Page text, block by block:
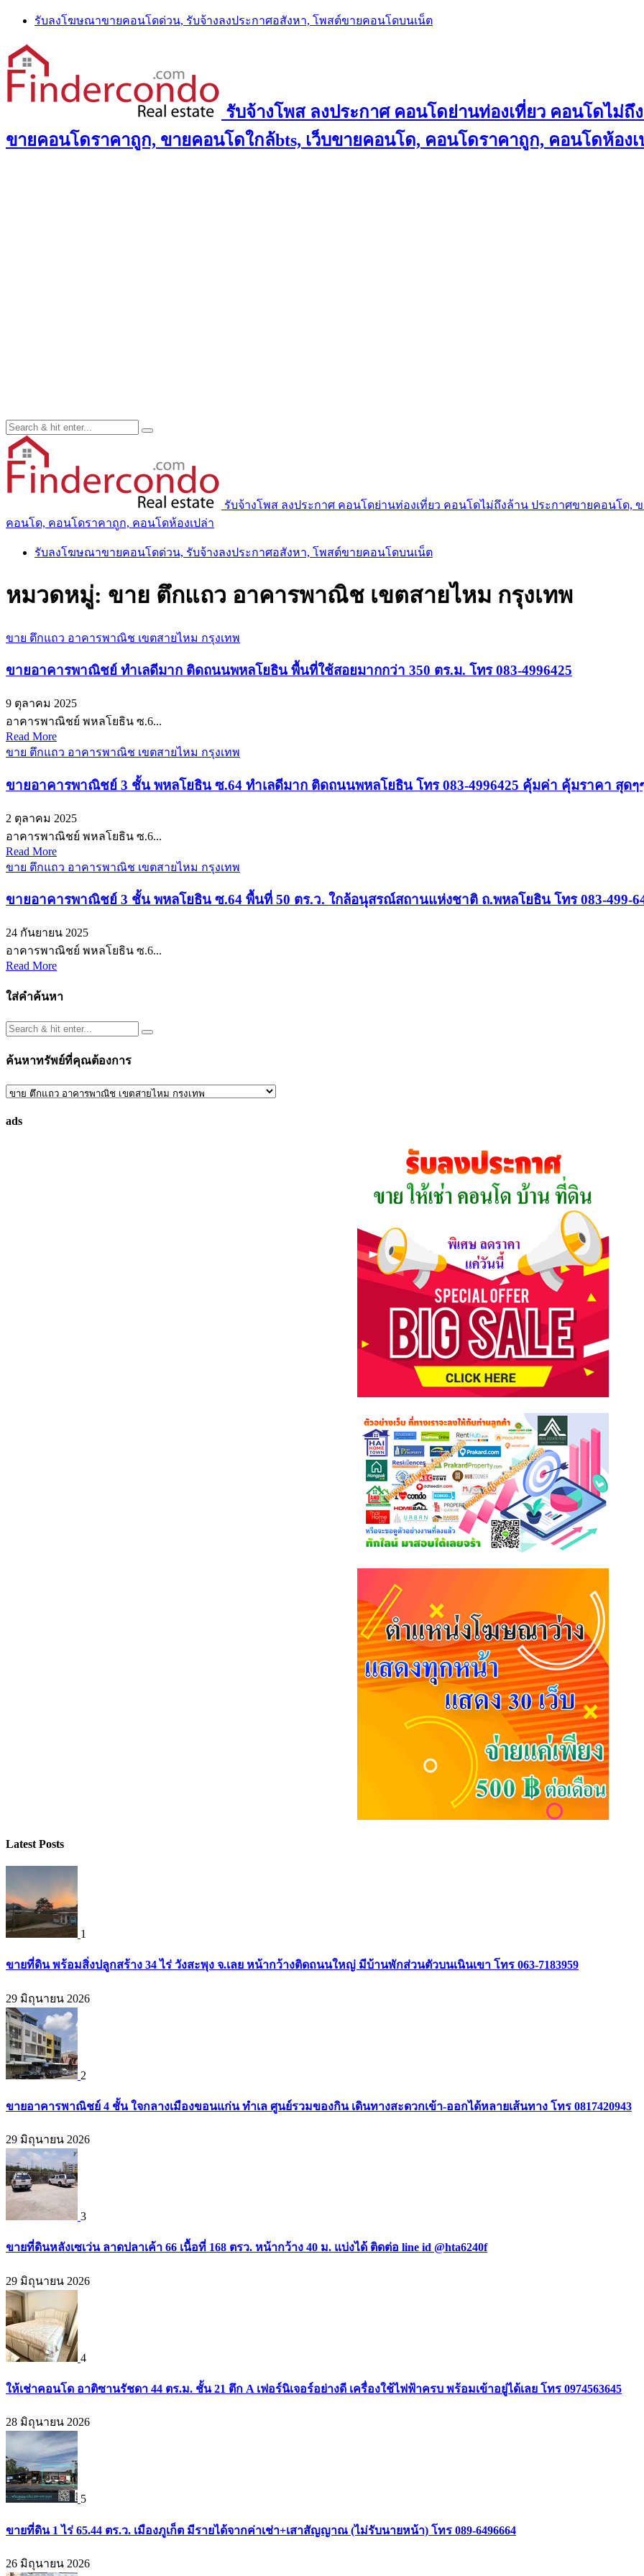
Skip
content
รับลงโฆษณาขายคอนโดด่วน, รับจ้างลงประกาศอสังหา, โพสต์ขายคอนโดบนเน็ต
รับจ้างโพส ลงประกาศ คอนโดย่านท่องเที่ยว คอนโดไม่
ขายคอนโดราคาถูก, ขายคอนโดใกล้bts, เว็บขายคอนโด, คอนโดราคาถูก, คอนโดห้องเ
รับจ้างโพส ลงประกาศ คอนโดย่านท่องเที่ยว คอนโดไม่ถึงล้าน ประกาศขายคอนโด,
คอนโด, คอนโดราคาถูก, คอนโดห้องเปล่า
รับลงโฆษณาขายคอนโดด่วน, รับจ้างลงประกาศอสังหา, โพสต์ขายคอนโดบนเน็ต
หมวดหมู่: ขาย ตึกแถว อาคารพาณิช เขตสายไหม กรุงเทพ
ขาย ตึกแถว อาคารพาณิช เขตสายไหม กรุงเทพ
ขายอาคารพาณิชย์ ทำเลดีมาก ติดถนนพหลโยธิน พื้นที่ใช้สอยมากกว่า 350 ตร.ม. โทร 083-4996425
9 ตุลาคม 2025
อาคารพาณิชย์ พหลโยธิน ซ.6...
Read More
ขาย ตึกแถว อาคารพาณิช เขตสายไหม กรุงเทพ
ขายอาคารพาณิชย์ 3 ชั้น พหลโยธิน ซ.64 ทำเลดีมาก ติดถนนพหลโยธิน โทร 083-4996425 คุ้มค่า คุ้มราคา สุดๆ
2 ตุลาคม 2025
อาคารพาณิชย์ พหลโยธิน ซ.6...
Read More
ขาย ตึกแถว อาคารพาณิช เขตสายไหม กรุงเทพ
ขายอาคารพาณิชย์ 3 ชั้น พหลโยธิน ซ.64 พื้นที่ 50 ตร.ว. ใกล้อนุสรณ์สถานแห่งชาติ ถ.พหลโยธิน โทร 083-499-
24 กันยายน 2025
อาคารพาณิชย์ พหลโยธิน ซ.6...
Read More
ใส่คำค้นหา
ค้นหาทรัพย์ที่คุณต้องการ
ค้นหา
ที่
ads
Latest Posts
1
ขายที่ดิน พร้อมสิ่งปลูกสร้าง 34 ไร่ วังสะพุง จ.เลย หน้ากว้างติดถนนใหญ่ มีบ้านพักส่วนตัวบนเนินเขา โทร 063-7183959
29 มิถุนายน 2026
2
ขายอาคารพาณิชย์ 4 ชั้น ใจกลางเมืองขอนแก่น ทำเล ศูนย์รวมของกิน เดินทางสะดวกเข้า-ออกได้หลายเส้นทาง โทร 0817420943
29 มิถุนายน 2026
3
ขายที่ดินหลังเซเว่น ลาดปลาเค้า 66 เนื้อที่ 168 ตรว. หน้ากว้าง 40 ม. แบ่งได้ ติดต่อ line id @hta6240f
29 มิถุนายน 2026
4
ให้เช่าคอนโด อาติซานรัชดา 44 ตร.ม. ชั้น 21 ตึก A เฟอร์นิเจอร์อย่างดี เครื่องใช้ไฟฟ้าครบ พร้อมเข้าอยู่ได้เลย โทร 0974563645
28 มิถุนายน 2026
5
ขายที่ดิน 1 ไร่ 65.44 ตร.ว. เมืองภูเก็ต มีรายได้จากค่าเช่า+เสาสัญญาณ (ไม่รับนายหน้า) โทร 089-6496664
26 มิถุนายน 2026